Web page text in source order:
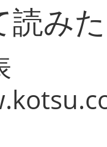
読み